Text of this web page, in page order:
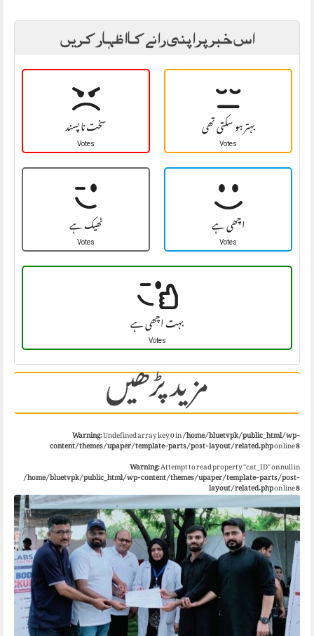
اس خبر پر اپنی رائے کا اظہار کریں
سخت نا پسند
Votes بہتر ہو سکتی تھی
Votes
ٹھیک ہے
Votes اچھی ہے
Votes
بہت اچھی ہے
Votes
مزید پڑھیں Warning: Undefined array key 0 in/home/bluetvpk/public_html/wp-
content/themes/upaper/template-parts/post-layout/related.phpon line8
Warning: Attempt to read property "cat_ID" on null in
/home/bluetvpk/public_html/wp-content/themes/upaper/template-parts/post-
layout/related.phpon line8